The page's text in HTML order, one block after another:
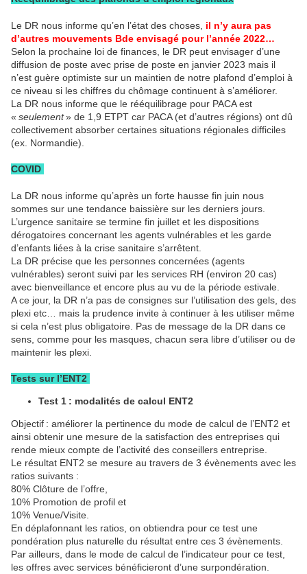
Le DR nous informe qu’en l’état des choses, il n’y aura pas
d’autres mouvements Bde envisagé pour l’année 2022…
Selon la prochaine loi de finances, le DR peut envisager d’une
diffusion de poste avec prise de poste en janvier 2023 mais il
n’est guère optimiste sur un maintien de notre plafond d’emploi à
ce niveau si les chiffres du chômage continuent à s’améliorer.
La DR nous informe que le rééquilibrage pour PACA est
« seulement» de 1,9 ETPT car PACA (et d’autres régions) ont dû
collectivement absorber certaines situations régionales difficiles
(ex. Normandie).
COVID
La DR nous informe qu’après un forte hausse fin juin nous
sommes sur une tendance baissière sur les derniers jours.
L’urgence sanitaire se termine fin juillet et les dispositions
dérogatoires concernant les agents vulnérables et les garde
d’enfants liées à la crise sanitaire s’arrêtent.
La DR précise que les personnes concernées (agents
vulnérables) seront suivi par les services RH (environ 20 cas)
avec bienveillance et encore plus au vu de la période estivale.
A ce jour, la DR n’a pas de consignes sur l’utilisation des gels, des
plexi etc… mais la prudence invite à continuer à les utiliser même
si cela n’est plus obligatoire. Pas de message de la DR dans ce
sens, comme pour les masques, chacun sera libre d’utiliser ou de
maintenir les plexi.
Tests sur l’ENT2
Test 1 : modalités de calcul ENT2
Objectif : améliorer la pertinence du mode de calcul de l’ENT2 et
ainsi obtenir une mesure de la satisfaction des entreprises qui
rende mieux compte de l’activité des conseillers entreprise.
Le résultat ENT2 se mesure au travers de 3 évènements avec les
ratios suivants :
80% Clôture de l’offre,
10% Promotion de profil et
10% Venue/Visite.
En déplafonnant les ratios, on obtiendra pour ce test une
pondération plus naturelle du résultat entre ces 3 évènements.
Par ailleurs, dans le mode de calcul de l’indicateur pour ce test,
les offres avec services bénéficieront d’une surpondération.